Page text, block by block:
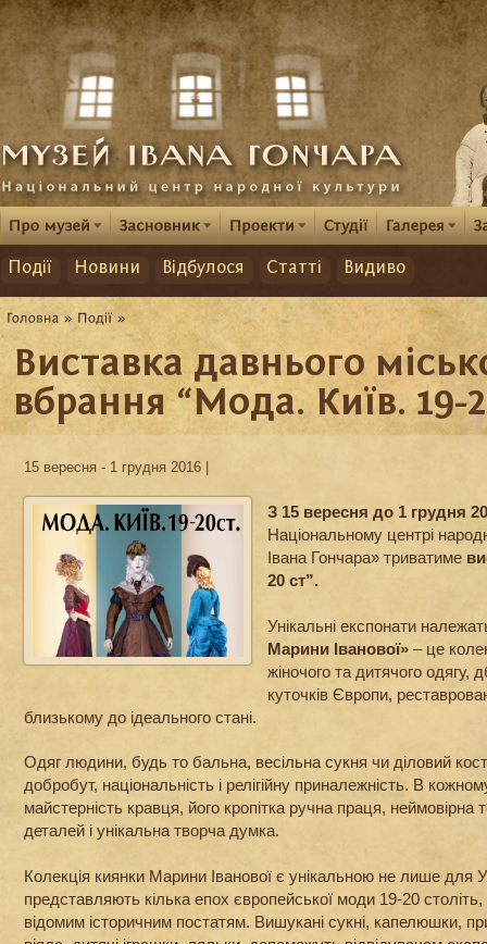
Події Новини Відбулося Статті Видиво
Виставка давнього
вбрання “Мода. Київ. 19-
15 вересня - 1 грудня 2016 |
З 15 вересня до 1 грудня
Національному центрі
Івана Гончара» триватиме
20 ст”.
Унікальні експонати
Марини Іванової» – це
жіночого та дитячого одягу,
куточків Європи,
близькому до ідеального стані.
Одяг людини, будь то бальна, весільна сукня чи діловий
добробут, національність і релігійну приналежність. В
майстерність кравця, його кропітка ручна праця, неймовірна
деталей і унікальна творча думка.
Колекція киянки Марини Іванової є унікальною не лише для
представляють кілька епох європейської моди 19-20
відомим історичним постатям. Вишукані сукні, капелюшки,